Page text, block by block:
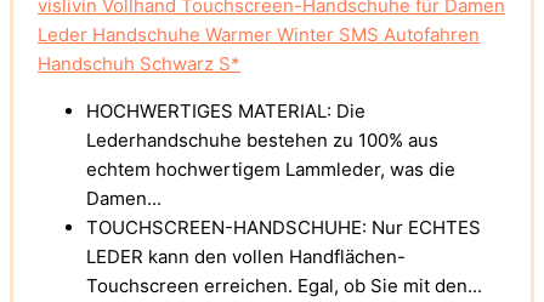
vislivin Vollhand Touchscreen-Handschuhe für Damen
Leder Handschuhe Warmer Winter SMS Autofahren
Handschuh Schwarz S*
HOCHWERTIGES MATERIAL: Die
Lederhandschuhe bestehen zu 100% aus
echtem hochwertigem Lammleder, was die
Damen...
TOUCHSCREEN-HANDSCHUHE: Nur ECHTES
LEDER kann den vollen Handflächen-
Touchscreen erreichen. Egal, ob Sie mit den...